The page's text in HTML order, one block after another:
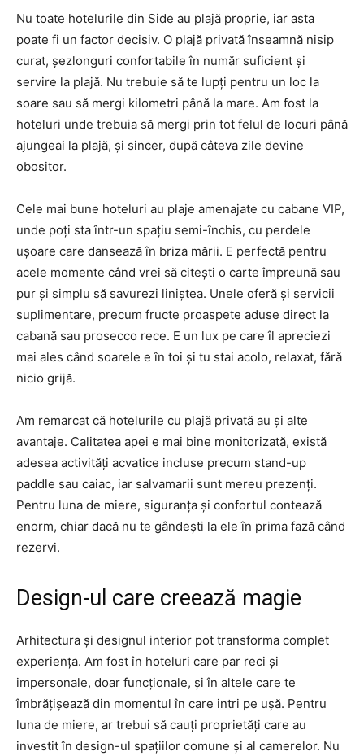
Nu toate hotelurile din Side au plajă proprie, iar asta
poate fi un factor decisiv. O plajă privată înseamnă nisip
curat, șezlonguri confortabile în număr suficient și
servire la plajă. Nu trebuie să te lupți pentru un loc la
soare sau să mergi kilometri până la mare. Am fost la
hoteluri unde trebuia să mergi prin tot felul de locuri până
ajungeai la plajă, și sincer, după câteva zile devine
obositor.
Cele mai bune hoteluri au plaje amenajate cu cabane VIP,
unde poți sta într-un spațiu semi-închis, cu perdele
ușoare care dansează în briza mării. E perfectă pentru
acele momente când vrei să citești o carte împreună sau
pur și simplu să savurezi liniștea. Unele oferă și servicii
suplimentare, precum fructe proaspete aduse direct la
cabană sau prosecco rece. E un lux pe care îl apreciezi
mai ales când soarele e în toi și tu stai acolo, relaxat, fără
nicio grijă.
Am remarcat că hotelurile cu plajă privată au și alte
avantaje. Calitatea apei e mai bine monitorizată, există
adesea activități acvatice incluse precum stand-up
paddle sau caiac, iar salvamarii sunt mereu prezenți.
Pentru luna de miere, siguranța și confortul contează
enorm, chiar dacă nu te gândești la ele în prima fază când
rezervi.
Design-ul care creează magie
Arhitectura și designul interior pot transforma complet
experiența. Am fost în hoteluri care par reci și
impersonale, doar funcționale, și în altele care te
îmbrățișează din momentul în care intri pe ușă. Pentru
luna de miere, ar trebui să cauți proprietăți care au
investit în design-ul spațiilor comune și al camerelor. Nu